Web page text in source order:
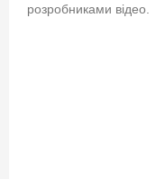
розробниками відео.